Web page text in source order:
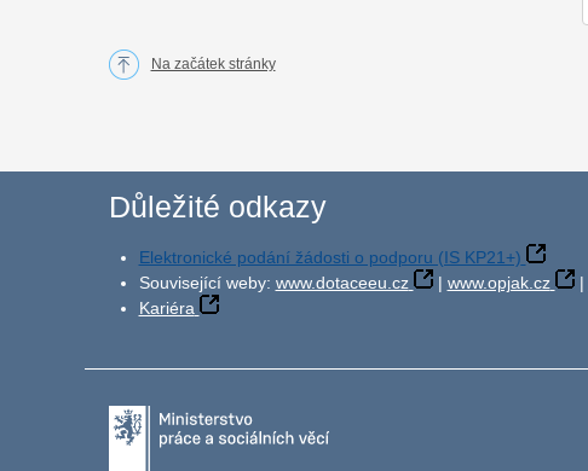
Na začátek stránky
Důležité odkazy
Elektronické podání žádosti o podporu (IS KP21+)
Související weby: www.dotaceeu.cz | www.opjak.cz |
Kariéra